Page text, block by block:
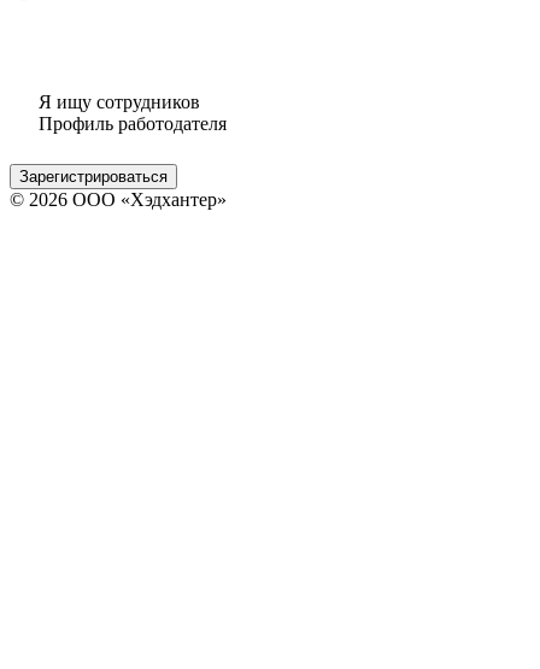
Я ищу сотрудников
Профиль работодателя
Зарегистрироваться
© 2026 ООО «Хэдхантер»